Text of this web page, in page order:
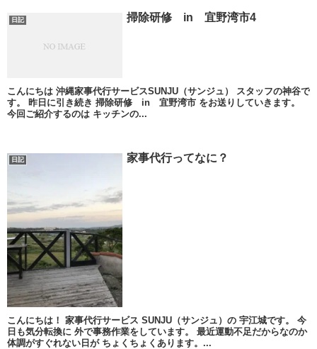
日記 掃除研修 in 宜野湾市4
こんにちは 沖縄家事代行サービスSUNJU（サンジュ） スタッフの神谷で
す。 昨日に引き続き 掃除研修 in 宜野湾市 をお送りしていきます。
今回ご紹介するのは キッチンの...
日記 家事代行ってなに？
こんにちは！ 家事代行サービス SUNJU（サンジュ）の 宇江城です。 今
日も気分転換に 外で事務作業をしています。 最近運動不足だからなのか
体調がすぐれない日が ちょくちょくあります。...